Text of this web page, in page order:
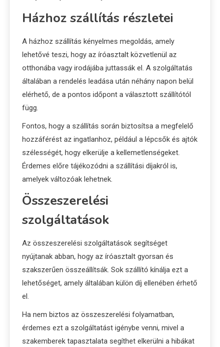
Házhoz szállítás részletei
A házhoz szállítás kényelmes megoldás, amely
lehetővé teszi, hogy az íróasztalt közvetlenül az
otthonába vagy irodájába juttassák el. A szolgáltatás
általában a rendelés leadása után néhány napon belül
elérhető, de a pontos időpont a választott szállítótól
függ.
Fontos, hogy a szállítás során biztosítsa a megfelelő
hozzáférést az ingatlanhoz, például a lépcsők és ajtók
szélességét, hogy elkerülje a kellemetlenségeket.
Érdemes előre tájékozódni a szállítási díjakról is,
amelyek változóak lehetnek.
Összeszerelési
szolgáltatások
Az összeszerelési szolgáltatások segítséget
nyújtanak abban, hogy az íróasztalt gyorsan és
szakszerűen összeállítsák. Sok szállító kínálja ezt a
lehetőséget, amely általában külön díj ellenében érhető
el.
Ha nem biztos az összeszerelési folyamatban,
érdemes ezt a szolgáltatást igénybe venni, mivel a
szakemberek tapasztalata segíthet elkerülni a hibákat